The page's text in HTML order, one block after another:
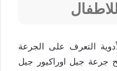
التعرف على الجرعة
جرعة جيل اوراكيور جيل